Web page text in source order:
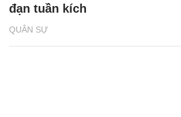
QUÂN SỰ
đạn tuần kích